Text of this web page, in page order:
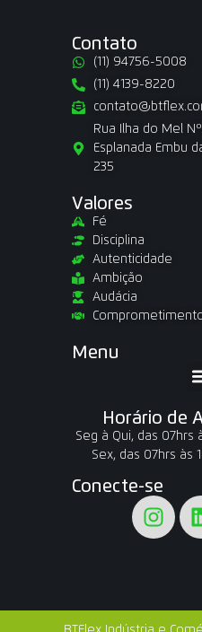
(11) 94756-5008
(11) 4139-8220
Rua Ilha do Mel
Esplanada Embu
235
Contato
Fé
Disciplina
Autenticidade
Ambição
Audácia
Valores
Menu
Conecte-se
Seg à Qui, das 07hrs
Sex, das 07hrs às
Horário de